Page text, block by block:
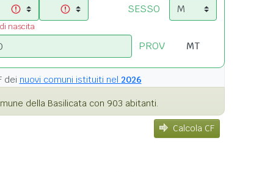
nascita
SESSO
PROV
dei nuovi comuni istituiti nel 2026
della Basilicata con 903 abitanti.
Calcola CF